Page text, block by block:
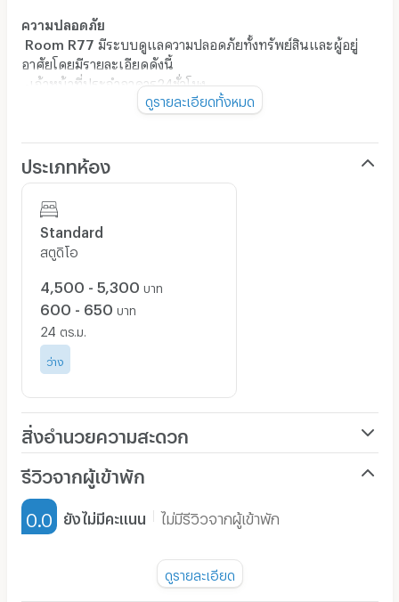
ความปลอดภัย
Room R77 มีระบบดูแลความปลอดภัยทั้งทรัพย์สินและผู้อยู่
อาศัยโดยมีรายละเอียดดังนี้
-เจ้าหน้าที่ประจำอาคาร24ชั่วโมง
-เข้า-ออกโดยระบบ"Key card"
รถพร้อมระบบบันทึกทั้งกลางวันกลางคืน
Room R77 เป็นสภานที่อาศัยที่กว้างขวางพร้อมสิ่งอำนวยความ
สะดวกครบครันดังนี้
-มีพื้นที่จอดรถยนต์รองรับผู้อยู่อาศัยได้ฟรีพร้อมทางเข้าจอด
-ขึ้น-ลงอาคารโดยลิฟท์ด้วยระบบความปลอดภัยสูง"Automation
Emergency opening Door"
-บริการเครื่องซักผ้า และตู้น้ำดื่มหยอดเหรียญ
สิ่งอำนวยความสะดวก(ภายในห้องพัก)
Room R77ภายในห้องสวยเรียบเงียบสงบมีความเป็นส่วนตัว
พร้อมสิ่งอำนวยความสะดวกครบครันดังนี้
-พื้นที่ห้องขนาด24ตรม.พร้อมม่านทึบหนาป้องกันแสงอย่าง
มิดชิด
-ระเบียงพักผ่อนพร้อมที่แขวนผ้า
-ห้องน้ำแบ่งแยกพื้นที่แห้งและเปรียกพร้อมเครื่องทำน้ำอุ่น
-ซิงค์ล้างจานชามแยกพื้นที่เป็นสัดส่วนเฉพาะ
-ตู้เสือผ้า,โต๊ะเครื่องแป้งและชั้นวางเป็นแบบบิวอินทั้งหมด
ดูรายละเอียดทั้งหมด
ประเภทห้อง
Standard
สตูดิโอ
4,500 - 5,300 บาท
600 - 650 บาท
24 ตร.ม.
ว่าง
สิ่งอำนวยความสะดวก
เฟอร์นิเจอร์-ตู้, เตียง
เครื่องทำน้ำอุ่น
รีวิวจากผู้เข้าพัก
0.0 ยังไม่มีคะแนน ไม่มีรีวิวจากผู้เข้าพัก
ดูรายละเอียด